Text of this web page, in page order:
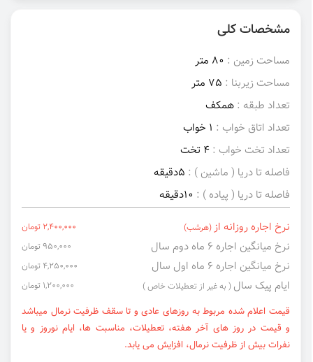
مشخصات کلی
مساحت زمین : 80 متر
مساحت زیربنا : 75 متر
تعداد طبقه : همکف
تعداد اتاق خواب : 1 خواب
تعداد تخت خواب : 4 تخت
فاصله تا دریا ( ماشین ) : 5دقیقه
فاصله تا دریا ( پیاده ) : 10دقیقه
نرخ اجاره روزانه از (هرشب) 2,400,000 تومان
نرخ میانگین اجاره ۶ ماه دوم سال 950,000 تومان
نرخ میانگین اجاره ۶ ماه اول سال 4,250,000 تومان
ایام پیک سال ( به غیر از تعطیلات خاص ) 1,200,000 تومان
قیمت اعلام شده مربوط به روزهای عادی و تا سقف ظرفیت نرمال میباشد
و قیمت در روز های آخر هفته، تعطیلات، مناسبت ها، ایام نوروز و یا
نفرات بیش از ظرفیت نرمال، افزایش می یابد.